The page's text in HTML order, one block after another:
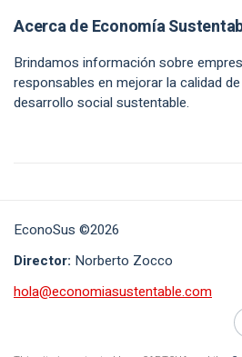
Acerca de Economía
Brindamos información sobre
responsables en mejorar la calidad
desarrollo social sustentable.
EconoSus ©2026
Director: Norberto Zocco
hola@economiasustentable.com